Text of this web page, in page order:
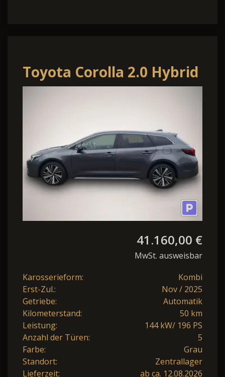
Toyota Corolla 2.0 Hybrid
Touring Sports
41.160,00 €
MwSt. ausweisbar
Karosserieform:
Kombi
Erst-Zul.:
Nov / 2025
Getriebe:
Automatik
Kilometerstand:
50 km
Leistung:
144 kW/ 196 PS
Anzahl der Türen:
5
Farbe:
Grau
Standort:
Zentrallager
Lieferzeit:
ab ca. 12.08.2026